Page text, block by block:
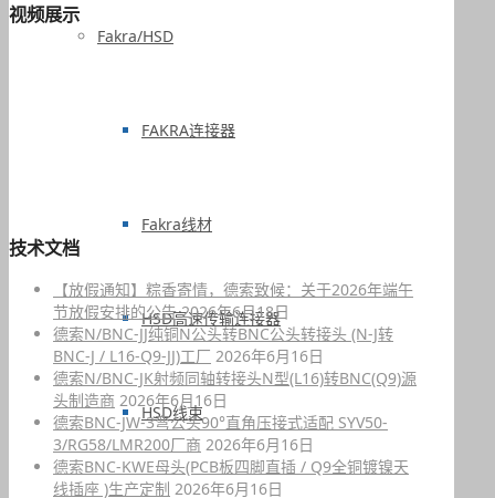
Fakra/HSD
FAKRA连接器
Fakra线材
HSD高速传输连接器
HSD线束
视频展示
技术文档
【放假通知】粽香寄情，德索致候：关于2026年端午
节放假安排的公告 2026年6月18日
德索N/BNC-JJ纯铜N公头转BNC公头转接头 (N-J转
BNC-J / L16-Q9-JJ)工厂 2026年6月16日
德索N/BNC-JK射频同轴转接头N型(L16)转BNC(Q9)源
头制造商 2026年6月16日
德索BNC-JW-3弯公头90°直角压接式适配 SYV50-
3/RG58/LMR200厂商 2026年6月16日
德索BNC-KWE母头(PCB板四脚直插 / Q9全铜镀镍天
线插座 )生产定制 2026年6月16日